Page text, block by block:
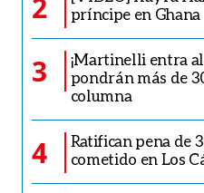
príncipe en Ghana
3
¡Martinelli entra
pondrán más de
columna
4
Ratifican pena de
cometido en Los